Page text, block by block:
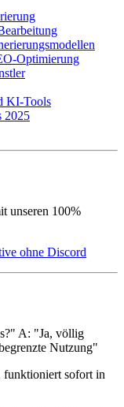
Optimierung
KI-Tools
2025
unseren 100%
ohne Discord
A: "Ja, völlig
Nutzung"
sofort in